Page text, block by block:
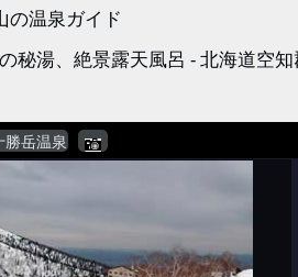
の温泉ガイド
秘湯、絶景露天風呂 - 北海道空
勝岳温泉